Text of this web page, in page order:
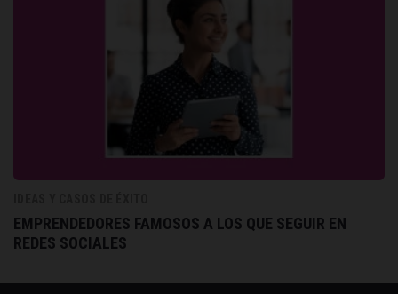
EMPRENDEDORES FAMOSOS A LOS QUE SEGUIR EN
REDES SOCIALES